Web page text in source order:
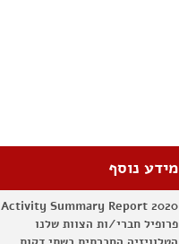
מידע נוסף
Activity Summary Report 2020
פרופיל חברי/ות הצוות שלנו